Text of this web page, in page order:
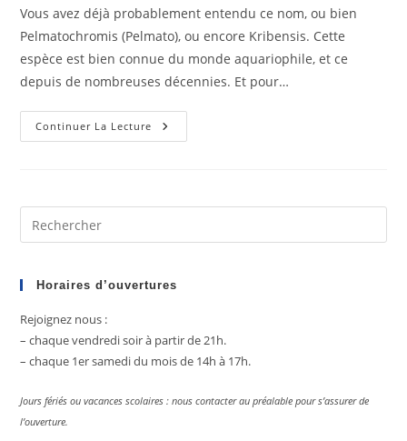
Vous avez déjà probablement entendu ce nom, ou bien
Pelmatochromis (Pelmato), ou encore Kribensis. Cette
espèce est bien connue du monde aquariophile, et ce
depuis de nombreuses décennies. Et pour…
Continuer La Lecture Pelvicachromis
Pulcher
Horaires d’ouvertures
Rejoignez nous :
– chaque vendredi soir à partir de 21h.
– chaque 1er samedi du mois de 14h à 17h.
Jours fériés ou vacances scolaires : nous contacter au préalable pour s’assurer de
l’ouverture.